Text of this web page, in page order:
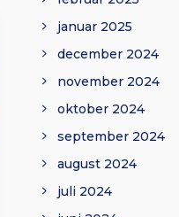
januar 2025
december 2024
november 2024
oktober 2024
september 2024
august 2024
juli 2024